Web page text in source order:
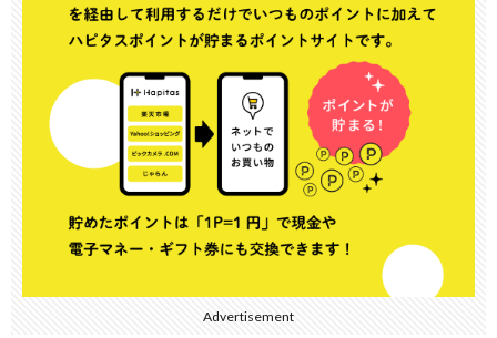
Advertisement